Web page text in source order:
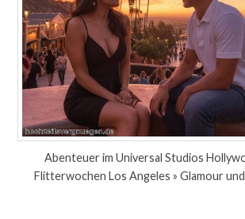
Abenteuer im Universal Studios
Flitterwochen Los Angeles » Glamour